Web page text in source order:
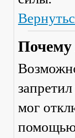
Почему
мог
помощью